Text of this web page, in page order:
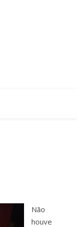
Não
houve